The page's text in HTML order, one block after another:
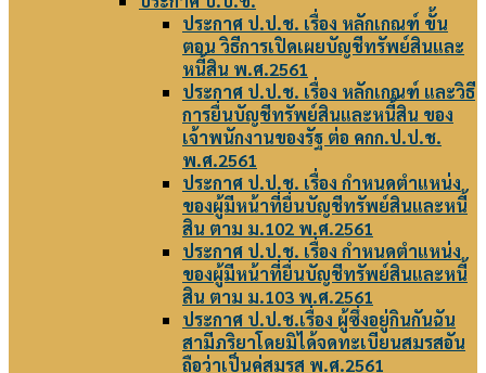
ประกาศ ป.ป.ช. เรื่อง หลักเกณฑ์ ขั้น
ตอน วิธีการเปิดเผยบัญชีทรัพย์สินและ
หนี้สิน พ.ศ.2561
ประกาศ ป.ป.ช. เรื่อง หลักเกณฑ์ และวิธี
การยื่นบัญชีทรัพย์สินและหนี้สิน ของ
เจ้าพนักงานของรัฐ ต่อ คกก.ป.ป.ช.
พ.ศ.2561
ประกาศ ป.ป.ช. เรื่อง กำหนดตำแหน่ง
ของผู้มีหน้าที่ยื่นบัญชีทรัพย์สินและหนี้
สิน ตาม ม.102 พ.ศ.2561
ประกาศ ป.ป.ช. เรื่อง กำหนดตำแหน่ง
ของผู้มีหน้าที่ยื่นบัญชีทรัพย์สินและหนี้
สิน ตาม ม.103 พ.ศ.2561
ประกาศ ป.ป.ช.เรื่อง ผู้ซึ่งอยู่กินกันฉัน
สามีภริยาโดยมิได้จดทะเบียนสมรสอัน
ถือว่าเป็นคู่สมรส พ.ศ.2561